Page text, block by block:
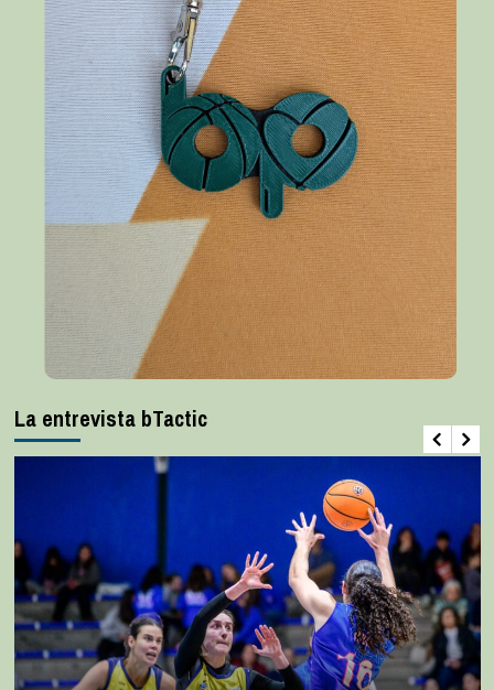
La entrevista bTactic